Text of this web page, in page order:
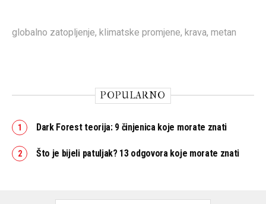
globalno zatopljenje, klimatske promjene, krava, metan
POPULARNO
Dark Forest teorija: 9 činjenica koje morate znati
Što je bijeli patuljak? 13 odgovora koje morate znati